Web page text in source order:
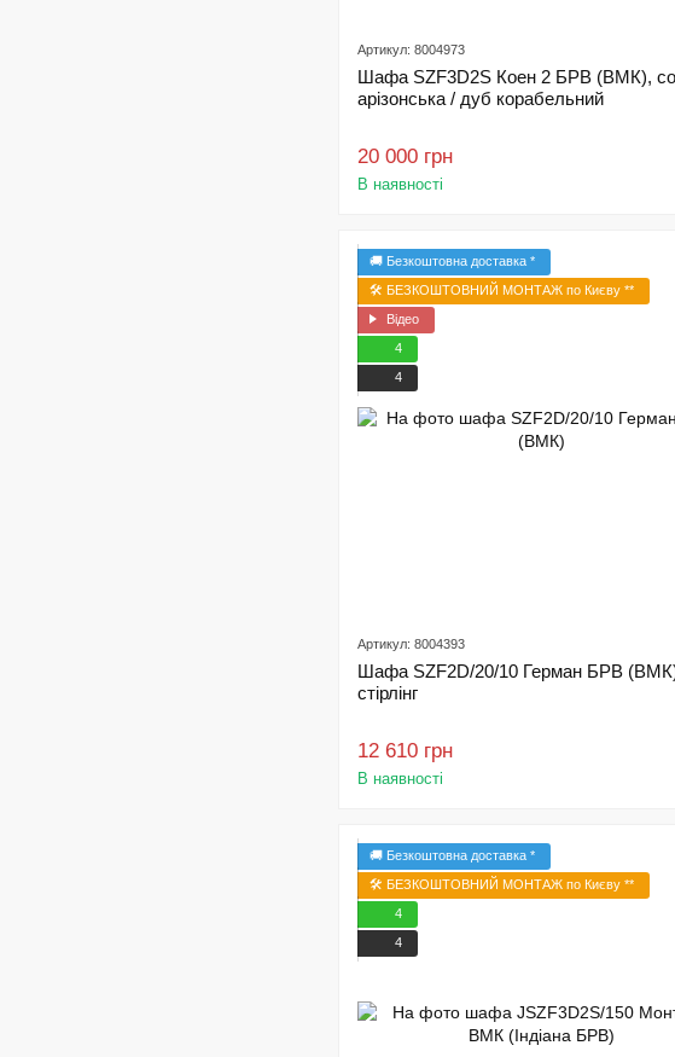
Артикул: 8004973
Шафа SZF3D2S Коен 2 БРВ (ВМК),
арізонська / дуб корабельний
20 000 грн
В наявності
🚚 Безкоштовна доставка *
🛠️ БЕЗКОШТОВНИЙ МОНТАЖ по Києву **
Відео
4
4
Артикул: 8004393
Шафа SZF2D/20/10 Герман БРВ
стірлінг
12 610 грн
В наявності
🚚 Безкоштовна доставка *
🛠️ БЕЗКОШТОВНИЙ МОНТАЖ по Києву **
4
4